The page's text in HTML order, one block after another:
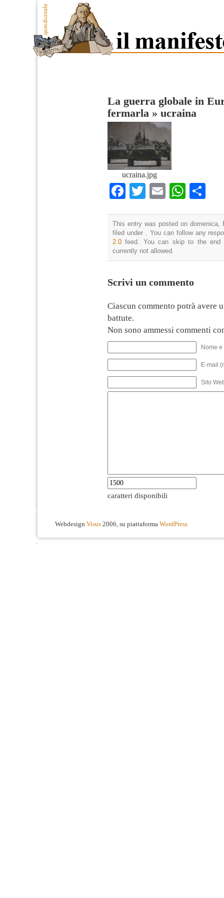
La guerra globale in
fermarla » ucraina
ucraina.jpg
Facebook
TwitterEmail
This entry was posted on domenica,
filed under . You can follow any
2.0 feed. You can skip to the end
currently not allowed.
Scrivi un commento
Ciascun commento potrà avere
battute.
Non sono ammessi commenti
Nome
E-mail
Sito
caratteri disponibili
Webdesign Visus 2006, su piattaforma WordPress